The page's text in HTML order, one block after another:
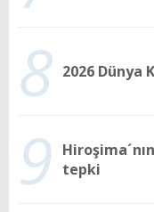
8 2026 Dünya
9
tepki